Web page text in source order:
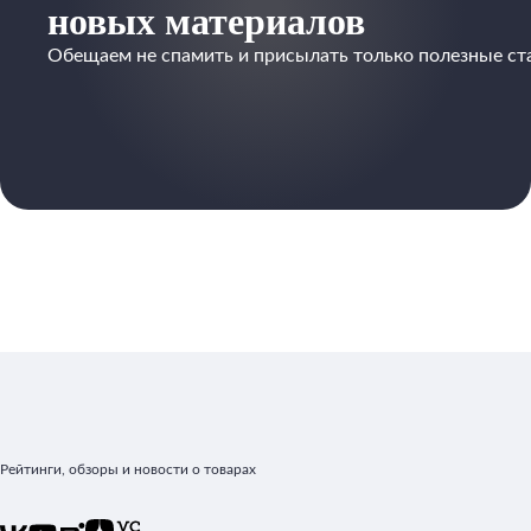
новых материалов
Обещаем не спамить и присылать только полезные
Рейтинги, обзоры и новости о товарах